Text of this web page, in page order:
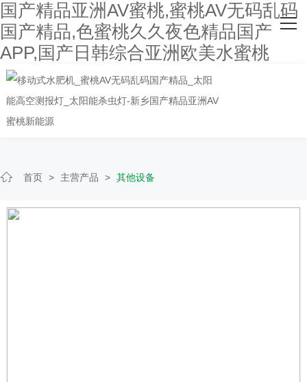
国产精品亚洲AV蜜桃,蜜桃AV无码乱码
国产精品,色蜜桃久久夜色精品国产
APP,国产日韩综合亚洲欧美水蜜桃
网站首页
关于国产精品亚洲AV蜜桃
主营产品
客户案例
首页 > 主营产品 > 其他设备